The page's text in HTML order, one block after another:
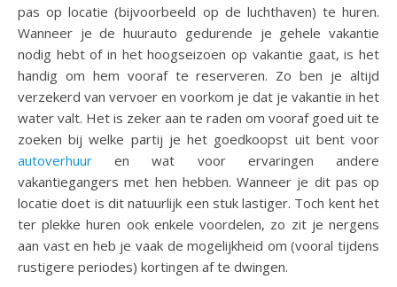
pas op locatie (bijvoorbeeld op de luchthaven) te huren.
Wanneer je de huurauto gedurende je gehele vakantie
nodig hebt of in het hoogseizoen op vakantie gaat, is het
handig om hem vooraf te reserveren. Zo ben je altijd
verzekerd van vervoer en voorkom je dat je vakantie in het
water valt. Het is zeker aan te raden om vooraf goed uit te
zoeken bij welke partij je het goedkoopst uit bent voor
autoverhuur en wat voor ervaringen andere
vakantiegangers met hen hebben. Wanneer je dit pas op
locatie doet is dit natuurlijk een stuk lastiger. Toch kent het
ter plekke huren ook enkele voordelen, zo zit je nergens
aan vast en heb je vaak de mogelijkheid om (vooral tijdens
rustigere periodes) kortingen af te dwingen.